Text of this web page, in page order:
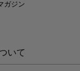
ガジン
いて